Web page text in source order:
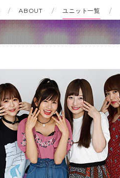
ABOUT ユニット一覧